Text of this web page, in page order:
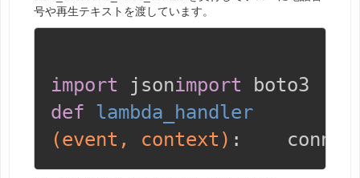
号や再生テキストを渡しています。
import jsonimport boto3
def
lambda_handler
(event, context) :